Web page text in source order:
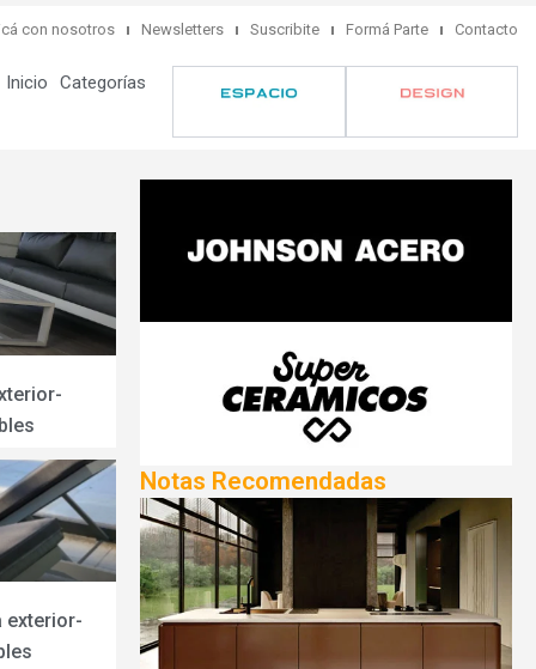
con nosotros Newsletters Suscribite Formá Parte Contacto
Inicio Categorías
exterior-
Notas Recomendadas